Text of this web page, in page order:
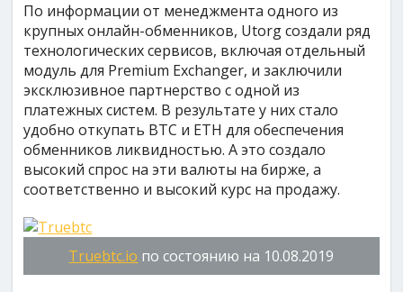
По информации от менеджмента одного из
крупных онлайн-обменников, Utorg создали ряд
технологических сервисов, включая отдельный
модуль для Premium Exchanger, и заключили
эксклюзивное партнерство с одной из
платежных систем. В результате у них стало
удобно откупать BTC и ETH для обеспечения
обменников ликвидностью. А это создало
высокий спрос на эти валюты на бирже, а
соответственно и высокий курс на продажу.
Truebtc.io по состоянию на 10.08.2019